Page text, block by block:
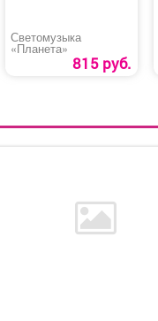
Светомузыка
«Планета»
815 руб.